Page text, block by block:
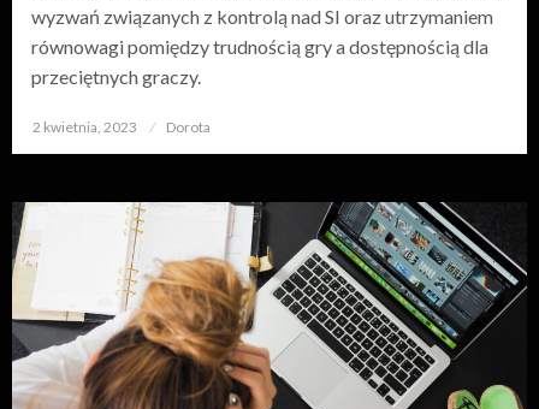
wyzwań związanych z kontrolą nad SI oraz utrzymaniem
równowagi pomiędzy trudnością gry a dostępnością dla
przeciętnych graczy.
Opublikowane
2 kwietnia, 2023 Dorota